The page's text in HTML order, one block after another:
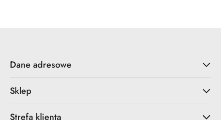
Dane adresowe
Sklep
Strefa klienta